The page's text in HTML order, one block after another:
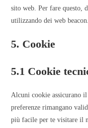
sito web. Per fare questo,
utilizzando dei web beacon.
5. Cookie
5.1 Cookie
Alcuni cookie assicurano
preferenze rimangano
più facile per te visitare il